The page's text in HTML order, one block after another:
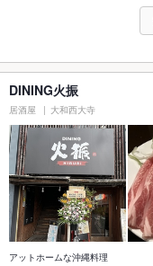
DINING火振
居酒屋 大和西大寺
アットホームな沖縄料理